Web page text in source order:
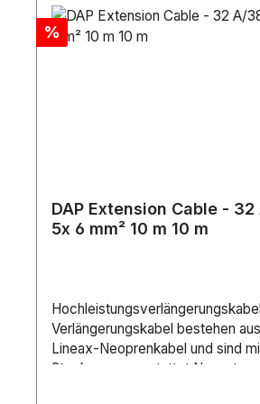
Rabatt
%
DAP Extension Cable -
5x 6 mm² 10 m 10 m
Verlängerungskabel bestehen
Lineax-Neoprenkabel und sind
Steckern